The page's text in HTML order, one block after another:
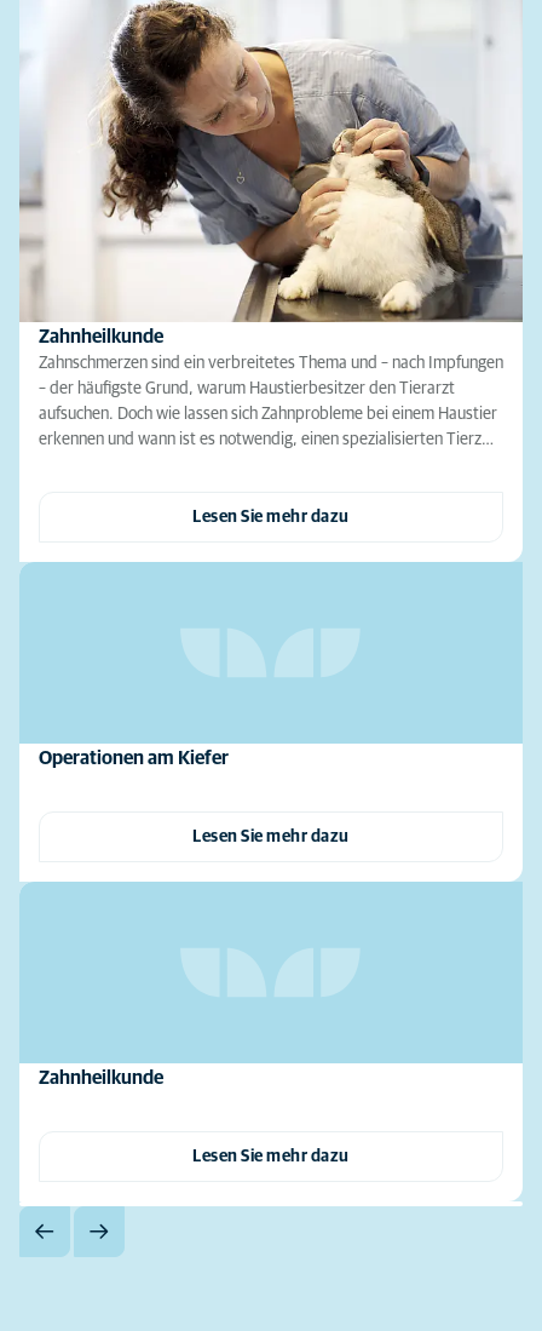
Zahnheilkunde
Zahnschmerzen sind ein verbreitetes Thema und – nach Impfungen
– der häufigste Grund, warum Haustierbesitzer den Tierarzt
aufsuchen. Doch wie lassen sich Zahnprobleme bei einem Haustier
erkennen und wann ist es notwendig, einen spezialisierten Tierz…
Lesen Sie mehr dazu
Operationen am Kiefer
Lesen Sie mehr dazu
Zahnheilkunde
Lesen Sie mehr dazu